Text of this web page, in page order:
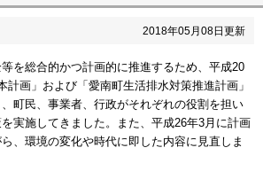
2018年05月 08日更新
を総合的かつ計画的に推進するため、平成20
計画」および「愛南町生活排水対策推進計画」
町民、事業者、行政がそれぞれの役割を担い
実施してきました。また、平成26年3月に計画
、環境の変化や時代に即した内容に見直しま